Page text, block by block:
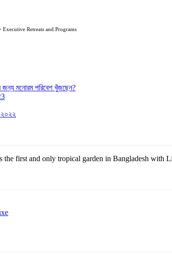
Executive Retreats and Programs
জন্য মনোরম পরিবেশ খুঁজছেন?
২০২২
the first and only tropical garden in Bangladesh with